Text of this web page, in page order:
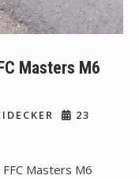
Masters M6
23
Masters M6